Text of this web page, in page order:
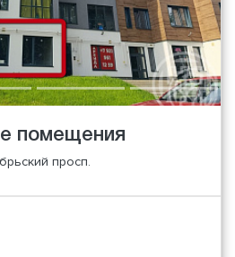
помещения
просп.